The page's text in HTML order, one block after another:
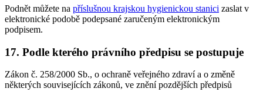
Podnět můžete na příslušnou krajskou hygienickou stanici zaslat v
elektronické podobě podepsané zaručeným elektronickým
podpisem.
17. Podle kterého právního předpisu se postupuje
Zákon č. 258/2000 Sb., o ochraně veřejného zdraví a o změně
některých souvisejících zákonů, ve znění pozdějších předpisů